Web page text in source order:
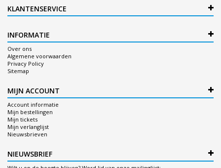
KLANTENSERVICE
INFORMATIE
Over ons
Algemene voorwaarden
Privacy Policy
Sitemap
MIJN ACCOUNT
Account informatie
Mijn bestellingen
Mijn tickets
Mijn verlanglijst
Nieuwsbrieven
NIEUWSBRIEF